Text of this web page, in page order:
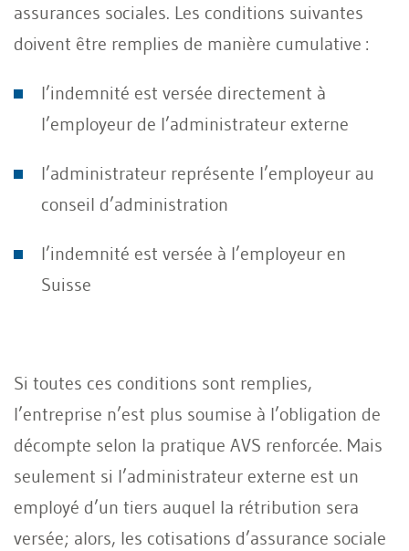
assurances sociales. Les conditions suivantes
doivent être remplies de manière cumulative :
l’indemnité est versée directement à
l’employeur de l’administrateur externe
l’administrateur représente l’employeur au
conseil d’administration
l’indemnité est versée à l’employeur en
Suisse
Si toutes ces conditions sont remplies,
l’entreprise n’est plus soumise à l’obligation de
décompte selon la pratique AVS renforcée. Mais
seulement si l’administrateur externe est un
employé d’un tiers auquel la rétribution sera
versée; alors, les cotisations d’assurance sociale